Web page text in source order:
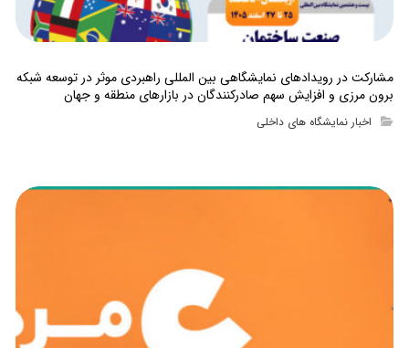
مشارکت در رویدادهای نمایشگاهی بین المللی راهبردی موثر در توسعه شبکه
برون مرزی و افزایش سهم صادرکنندگان در بازارهای منطقه و جهان
اخبار نمایشگاه های داخلی